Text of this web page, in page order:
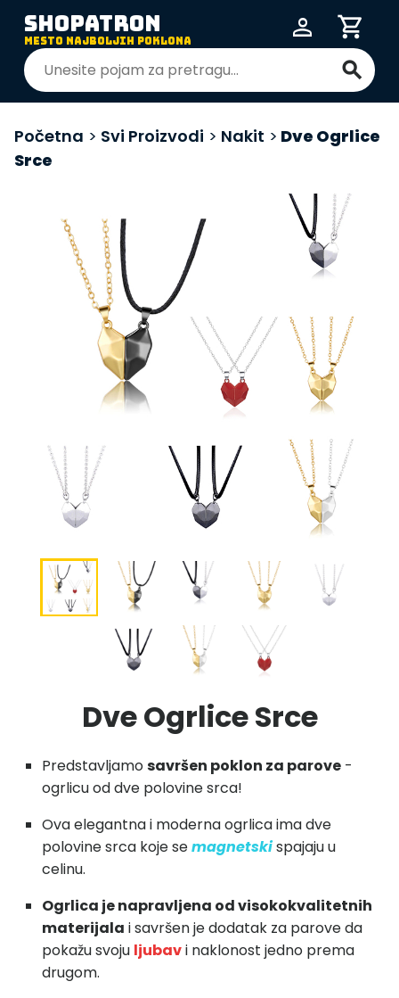
SHOPATRON
MESTO NAJBOLJIH POKLONA
search
person shopping_cart
Početna > Svi Proizvodi > Nakit > Dve Ogrlice
Srce
Dve Ogrlice Srce
Predstavljamosavršen poklon za parove-
ogrlicu od dve polovine srca!
Ova elegantna i moderna ogrlica ima dve
polovine srca koje semagnetskispajaju u
celinu.
Ogrlica je napravljena od visokokvalitetnih
materijala i savršen je dodatak za parove da
pokažu svoju ljubavi naklonost jedno prema
drugom.